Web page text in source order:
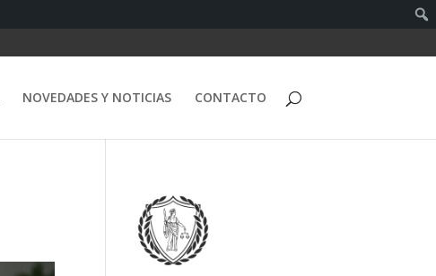
NOVEDADES Y NOTICIAS CONTACTO